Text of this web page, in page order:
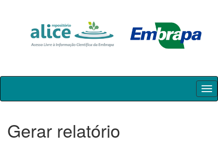
Skip
Gerar relatório